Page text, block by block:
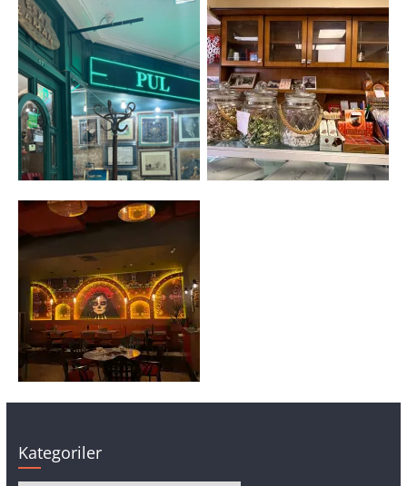
Kategoriler